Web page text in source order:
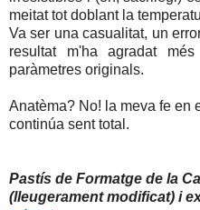
meitat tot doblant la
Va ser una casualitat, un
resultat m'ha agradat
paràmetres originals.
Anatèma? No! la meva fe en
continúa sent total.
Pastís de Formatge de la
(lleugerament modificat) i